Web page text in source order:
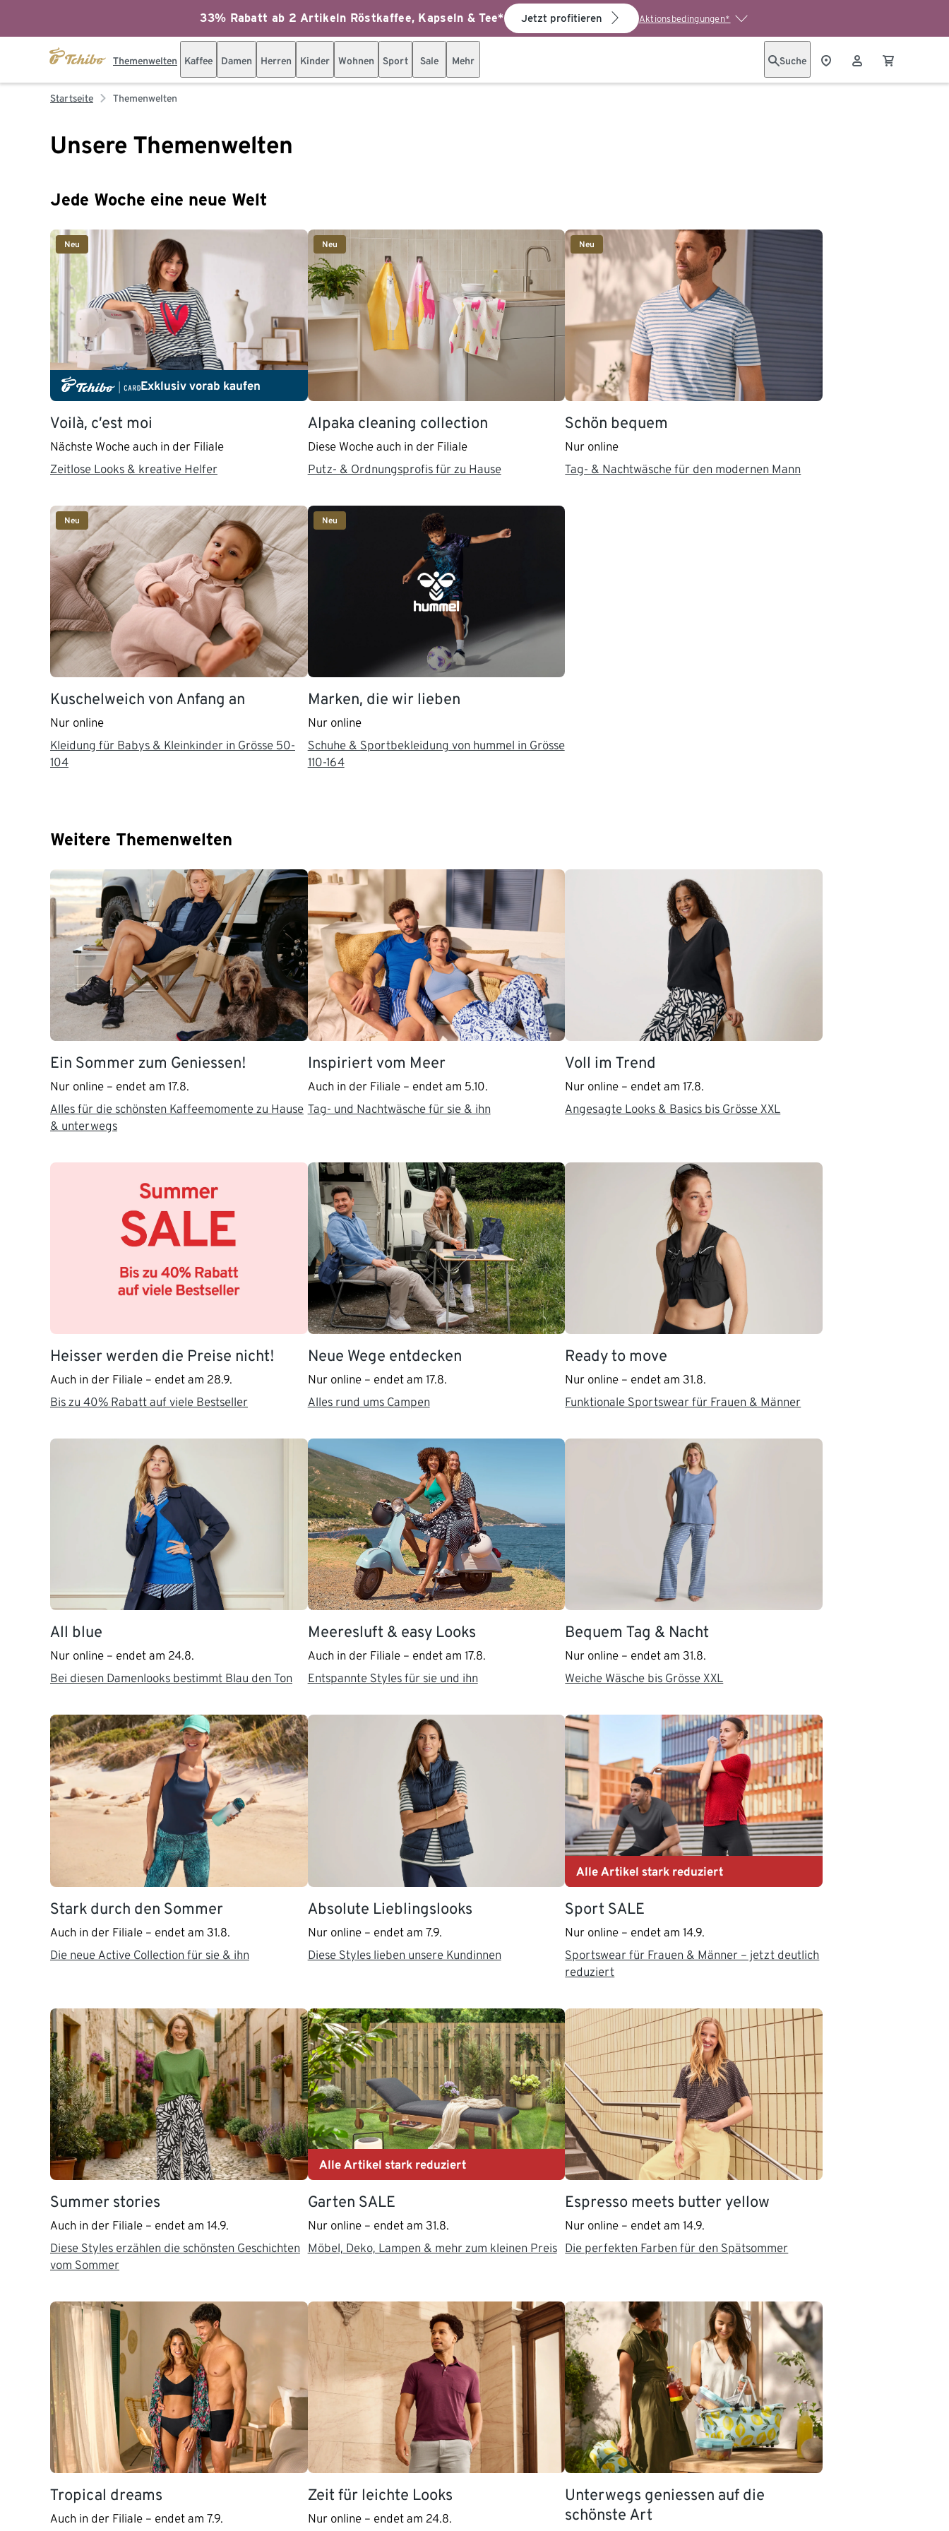
33% Rabatt ab 2 Artikeln Röstkaffee, Kapseln & Tee* Jetzt profitieren Aktionsbedingungen*
Themenwelten Kaffee Damen Herren Kinder Wohnen Sport Sale Mehr Suche
Startseite Themenwelten
Unsere Themenwelten
Jede Woche eine neue Welt
Neu
Exklusiv vorab kaufen
Voilà, c’est moi
Nächste Woche auch in der Filiale
Zeitlose Looks & kreative Helfer
Neu
Alpaka cleaning collection
Diese Woche auch in der Filiale
Putz- & Ordnungsprofis für zu Hause
Neu
Schön bequem
Nur online
Tag- & Nachtwäsche für den modernen Mann
Neu
Kuschelweich von Anfang an
Nur online
Kleidung für Babys & Kleinkinder in Grösse 50-
104
Neu
Marken, die wir lieben
Nur online
Schuhe & Sportbekleidung von hummel in Grösse
110-164
Weitere Themenwelten
Ein Sommer zum Geniessen!
Nur online – endet am 17.8.
Alles für die schönsten Kaffeemomente zu Hause
& unterwegs
Inspiriert vom Meer
Auch in der Filiale – endet am 5.10.
Tag- und Nachtwäsche für sie & ihn
Voll im Trend
Nur online – endet am 17.8.
Angesagte Looks & Basics bis Grösse XXL
Heisser werden die Preise nicht!
Auch in der Filiale – endet am 28.9.
Bis zu 40% Rabatt auf viele Bestseller
Neue Wege entdecken
Nur online – endet am 17.8.
Alles rund ums Campen
Ready to move
Nur online – endet am 31.8.
Funktionale Sportswear für Frauen & Männer
All blue
Nur online – endet am 24.8.
Bei diesen Damenlooks bestimmt Blau den Ton
Meeresluft & easy Looks
Auch in der Filiale – endet am 17.8.
Entspannte Styles für sie und ihn
Bequem Tag & Nacht
Nur online – endet am 31.8.
Weiche Wäsche bis Grösse XXL
Stark durch den Sommer
Auch in der Filiale – endet am 31.8.
Die neue Active Collection für sie & ihn
Absolute Lieblingslooks
Nur online – endet am 7.9.
Diese Styles lieben unsere Kundinnen
Alle Artikel stark reduziert
Sport SALE
Nur online – endet am 14.9.
Sportswear für Frauen & Männer – jetzt deutlich
reduziert
Summer stories
Auch in der Filiale – endet am 14.9.
Diese Styles erzählen die schönsten Geschichten
vom Sommer
Alle Artikel stark reduziert
Garten SALE
Nur online – endet am 31.8.
Möbel, Deko, Lampen & mehr zum kleinen Preis
Espresso meets butter yellow
Nur online – endet am 14.9.
Die perfekten Farben für den Spätsommer
Tropical dreams
Auch in der Filiale – endet am 7.9.
Zeit für leichte Looks
Nur online – endet am 24.8.
Unterwegs geniessen auf die
schönste Art